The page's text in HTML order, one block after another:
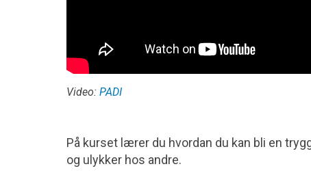
Video: PADI
På kurset lærer du hvordan du kan bli en
og ulykker hos andre.